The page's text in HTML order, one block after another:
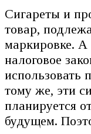
Сигареты и
товар,
маркировке. А
налоговое
использовать
тому же, эти
планируется
будущем.